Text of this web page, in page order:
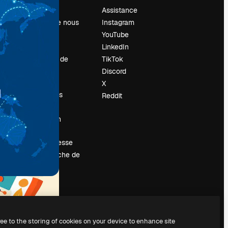
Prix
À propos de nous
Avis
Tendances de
Événements
Vendre mon
contenu
Salle de presse
À la recherche de
Assistance
Instagram
YouTube
LinkedIn
TikTok
Discord
X
Reddit
to the storing of cookies on your device to enhance site